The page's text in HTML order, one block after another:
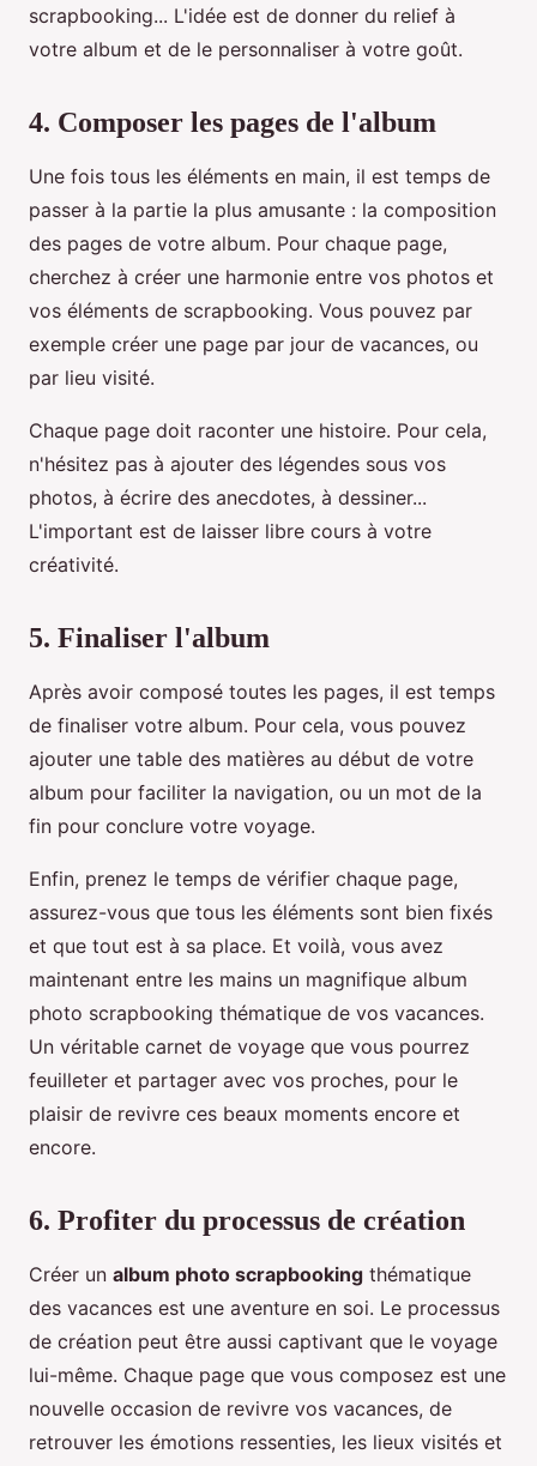
scrapbooking... L'idée est de donner du relief à
votre album et de le personnaliser à votre goût.
4. Composer les pages de l'album
Une fois tous les éléments en main, il est temps de
passer à la partie la plus amusante : la composition
des pages de votre album. Pour chaque page,
cherchez à créer une harmonie entre vos photos et
vos éléments de scrapbooking. Vous pouvez par
exemple créer une page par jour de vacances, ou
par lieu visité.
Chaque page doit raconter une histoire. Pour cela,
n'hésitez pas à ajouter des légendes sous vos
photos, à écrire des anecdotes, à dessiner...
L'important est de laisser libre cours à votre
créativité.
5. Finaliser l'album
Après avoir composé toutes les pages, il est temps
de finaliser votre album. Pour cela, vous pouvez
ajouter une table des matières au début de votre
album pour faciliter la navigation, ou un mot de la
fin pour conclure votre voyage.
Enfin, prenez le temps de vérifier chaque page,
assurez-vous que tous les éléments sont bien fixés
et que tout est à sa place. Et voilà, vous avez
maintenant entre les mains un magnifique album
photo scrapbooking thématique de vos vacances.
Un véritable carnet de voyage que vous pourrez
feuilleter et partager avec vos proches, pour le
plaisir de revivre ces beaux moments encore et
encore.
6. Profiter du processus de création
Créer un album photo scrapbooking thématique
des vacances est une aventure en soi. Le processus
de création peut être aussi captivant que le voyage
lui-même. Chaque page que vous composez est une
nouvelle occasion de revivre vos vacances, de
retrouver les émotions ressenties, les lieux visités et